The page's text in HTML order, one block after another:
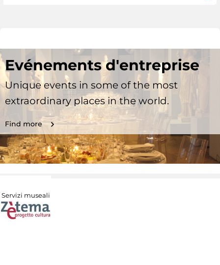
Evénements d'entreprise
Unique events in some of the most
extraordinary places in the world.
Find more
Servizi museali